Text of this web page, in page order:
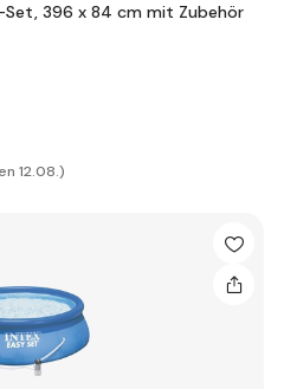
396 x 84 cm mit Zubehör
12.08.)